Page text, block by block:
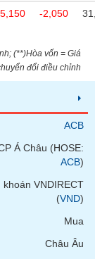
-2,050
(**)Hòa vốn = Giá
đổi điều chỉnh
ACB
Á Châu (HOSE:
ACB)
VNDIRECT
(VND)
Mua
Châu Âu